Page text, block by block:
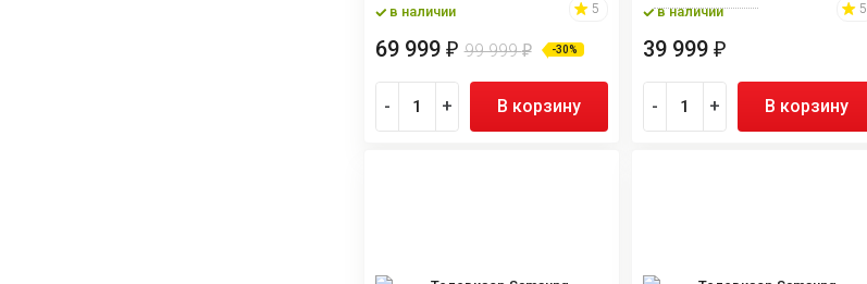
в наличии 5
69 999 ₽ 99 999₽ -30%
- + В корзину
в наличии 5
39 999 ₽
- + В корзину